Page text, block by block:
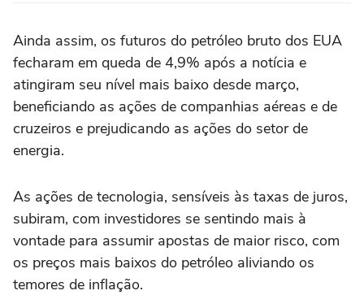
Ainda assim, os futuros do petróleo bruto dos EUA
fecharam em queda de 4,9% após a notícia e
atingiram ‌seu nível mais baixo desde março,
beneficiando as ações ‌de companhias aéreas e de
cruzeiros e prejudicando as ações do setor de
⁠energia.
As ações de tecnologia, sensíveis às taxas de juros,
subiram, com investidores se sentindo mais à
vontade para assumir apostas de maior risco, com
os preços mais baixos do petróleo aliviando os
temores de inflação.